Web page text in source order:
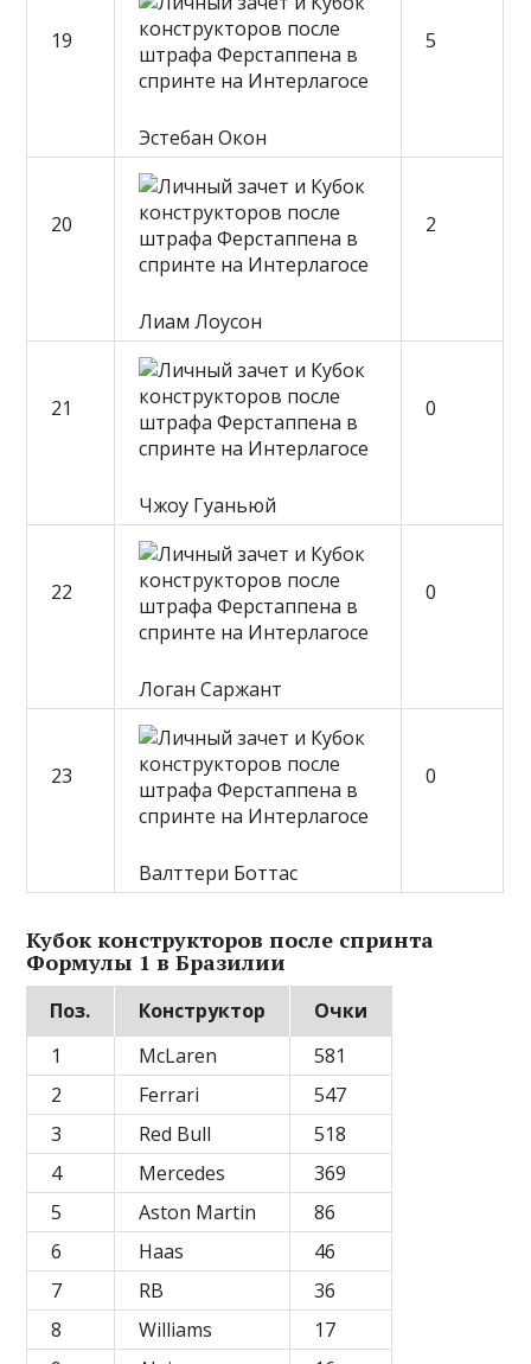
19
Эстебан Окон
5
20
Лиам Лоусон
2
21
Чжоу Гуаньюй
0
22
Логан Саржант
0
23
Валттери Боттас
0
Кубок конструкторов после спринта
Формулы 1 в Бразилии
Поз. Конструктор
Очки
1
McLaren
581
2
Ferrari
547
3
Red Bull
518
4
Mercedes
369
5
Aston Martin
86
6
Haas
46
7
RB
36
8
Williams
17